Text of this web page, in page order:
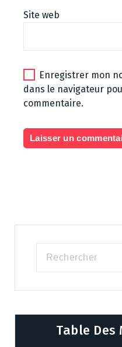
Site web
Enregistrer mon
dans le navigateur
commentaire.
Table Des